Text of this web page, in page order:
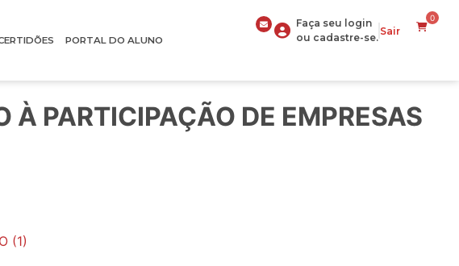
PORTAL DO ALUNO
Faça seu login
ou cadastre-se.
Sair
0
PARTICIPAÇÃO DE EMPRESAS
(1)